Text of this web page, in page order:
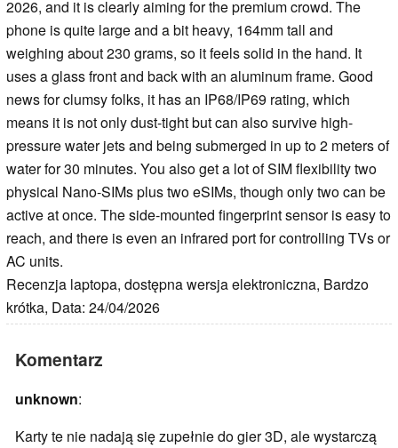
2026, and it is clearly aiming for the premium crowd. The
phone is quite large and a bit heavy, 164mm tall and
weighing about 230 grams, so it feels solid in the hand. It
uses a glass front and back with an aluminum frame. Good
news for clumsy folks, it has an IP68/IP69 rating, which
means it is not only dust-tight but can also survive high-
pressure water jets and being submerged in up to 2 meters of
water for 30 minutes. You also get a lot of SIM flexibility two
physical Nano-SIMs plus two eSIMs, though only two can be
active at once. The side-mounted fingerprint sensor is easy to
reach, and there is even an infrared port for controlling TVs or
AC units.
Recenzja laptopa, dostępna wersja elektroniczna, Bardzo
krótka, Data: 24/04/2026
Komentarz
unknown:
Karty te nie nadają się zupełnie do gier 3D, ale wystarczą